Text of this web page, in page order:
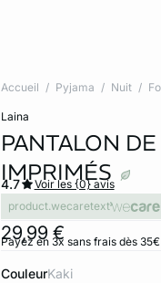
Accueil Pyjama Nuit
laina
PANTALON
IMPRIMÉS
29,99 €
4.7
Voir les {0} avis
product.wecaretext
Payez en 3x sans frais dès
Couleur kaki